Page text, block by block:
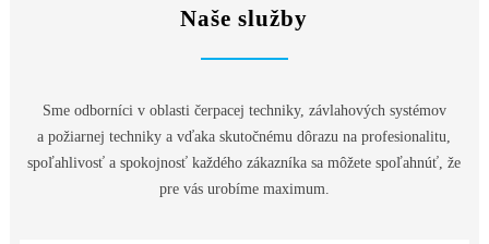
Naše služby
Sme odborníci v oblasti čerpacej techniky, závlahových systémov
a požiarnej techniky a vďaka skutočnému dôrazu na profesionalitu,
spoľahlivosť a spokojnosť každého zákazníka sa môžete spoľahnúť, že
pre vás urobíme maximum.